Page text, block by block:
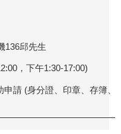
136邱先生
，下午1:30-17:00)
請 (身分證、印章、存簿、